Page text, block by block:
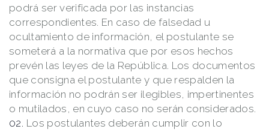
podrá ser verificada por las instancias
correspondientes. En caso de falsedad u
ocultamiento de información, el postulante se
someterá a la normativa que por esos hechos
prevén las leyes de la República. Los documentos
que consigna el postulante y que respalden la
información no podrán ser ilegibles, impertinentes
o mutilados, en cuyo caso no serán considerados.
Los postulantes deberán cumplir con lo